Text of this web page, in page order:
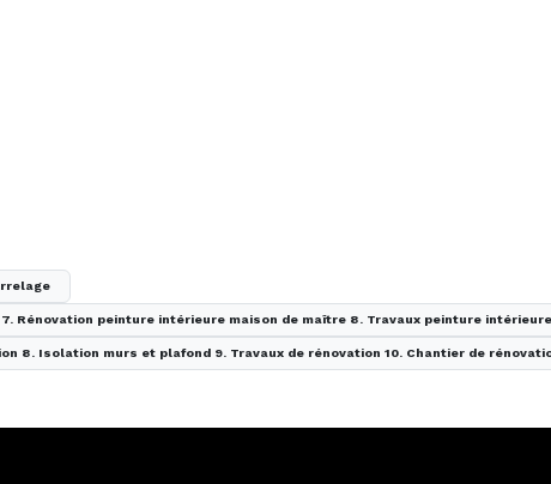
peinture intérieure maison de maître 8. Travaux peinture
8. Isolation murs et plafond 9. Travaux de rénovation 10. Chantier de